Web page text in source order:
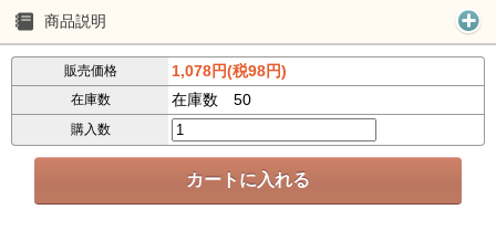
商品説明
販売価格 1,078円(税98円)
在庫数 在庫数 50
購入数